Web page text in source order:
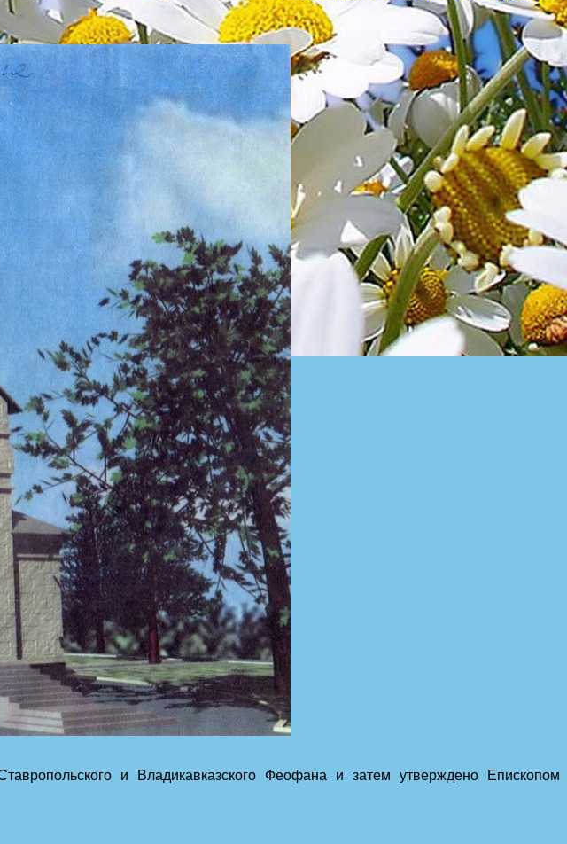
и Владикавказского Феофана и затем утверждено Епископом